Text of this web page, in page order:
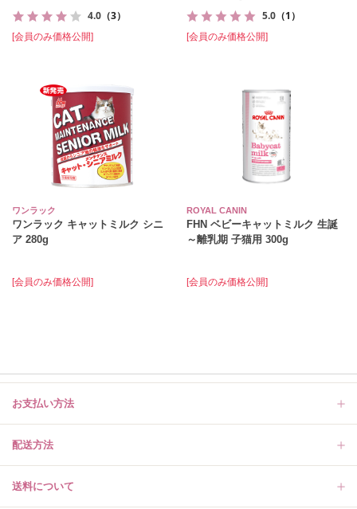
4.0 （3）
[会員のみ価格公開]
5.0 （1）
[会員のみ価格公開]
ワンラック
ワンラック キャットミルク シニ
ア 280g
[会員のみ価格公開]
ROYAL CANIN
FHN ベビーキャットミルク 生誕
～離乳期 子猫用 300g
[会員のみ価格公開]
お支払い方法
配送方法
送料について